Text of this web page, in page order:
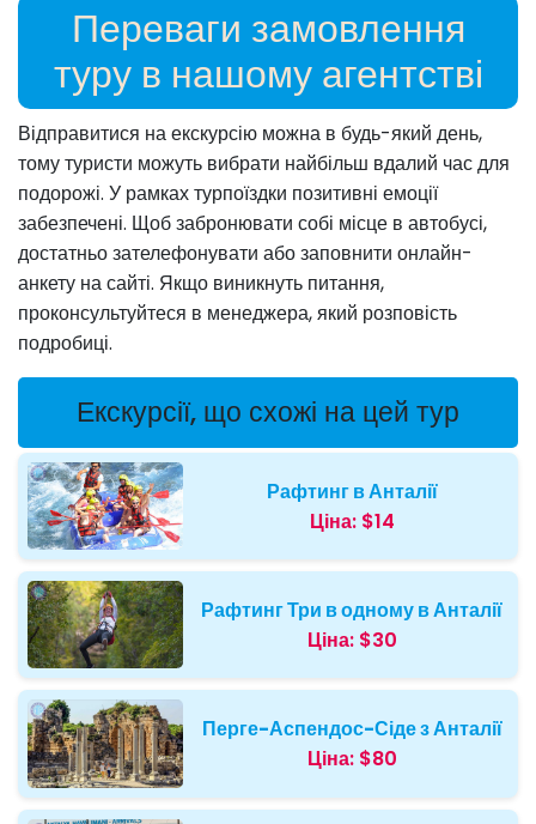
Переваги замовлення
туру в нашому агентстві
Відправитися на екскурсію можна в будь-який день,
тому туристи можуть вибрати найбільш вдалий час для
подорожі. У рамках турпоїздки позитивні емоції
забезпечені. Щоб забронювати собі місце в автобусі,
достатньо зателефонувати або заповнити онлайн-
анкету на сайті. Якщо виникнуть питання,
проконсультуйтеся в менеджера, який розповість
подробиці.
Екскурсії, що схожі на цей тур
Рафтинг в Анталії
Ціна: $14
Рафтинг Три в одному в Анталії
Ціна: $30
Перге-Аспендос-Сіде з Анталії
Ціна: $80